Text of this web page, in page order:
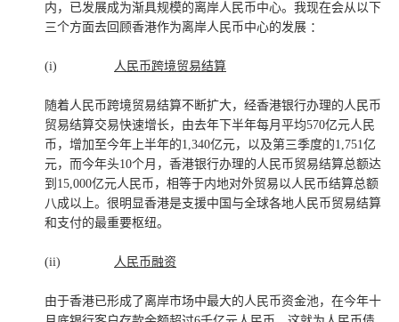
内，已发展成为渐具规模的离岸人民币中心。我现在会从以下
三个方面去回顾香港作为离岸人民币中心的发展 ：
(i) 人民币跨境贸易结算
随着人民币跨境贸易结算不断扩大，经香港银行办理的人民币
贸易结算交易快速增长，由去年下半年每月平均570亿元人民
币，增加至今年上半年的1,340亿元，以及第三季度的1,751亿
元，而今年头10个月，香港银行办理的人民币贸易结算总额达
到15,000亿元人民币，相等于内地对外贸易以人民币结算总额
八成以上。很明显香港是支援中国与全球各地人民币贸易结算
和支付的最重要枢纽。
(ii) 人民币融资
由于香港已形成了离岸市场中最大的人民币资金池，在今年十